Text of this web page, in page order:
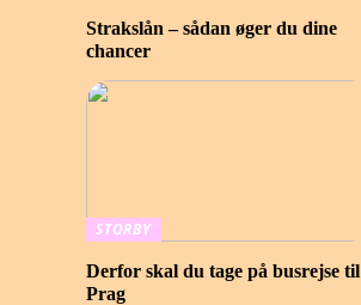
Strakslån – sådan øger du dine
chancer
STORBY
Derfor skal du tage på busrejse til
Prag